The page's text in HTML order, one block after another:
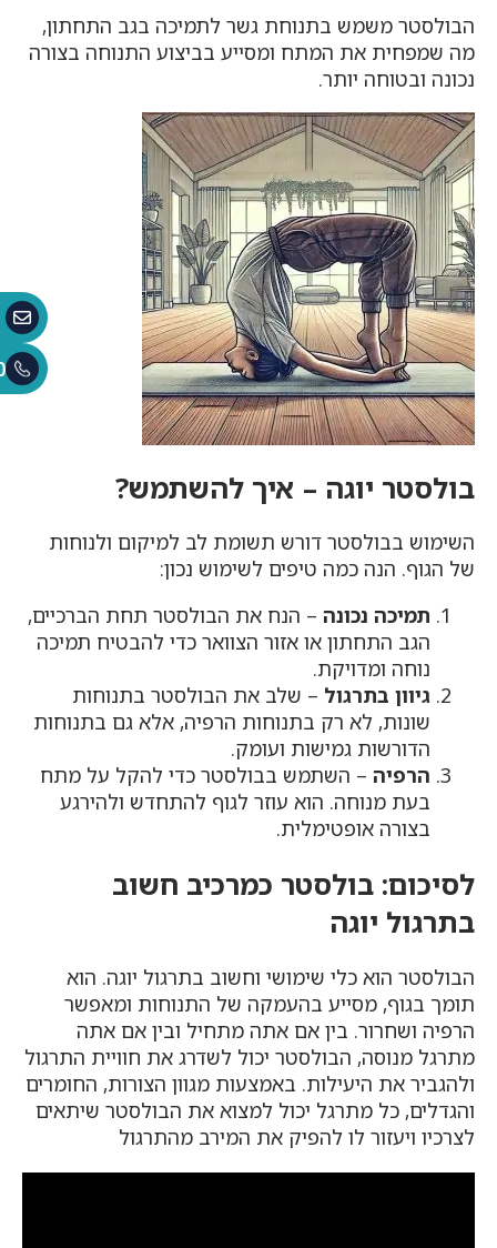
הבולסטר משמש בתנוחת גשר לתמיכה בגב התחתון,
מה שמפחית את המתח ומסייע בביצוע התנוחה בצורה
נכונה ובטוחה יותר.
בולסטר יוגה – איך להשתמש?
השימוש בבולסטר דורש תשומת לב למיקום ולנוחות
של הגוף. הנה כמה טיפים לשימוש נכון:
תמיכה נכונה – הנח את הבולסטר תחת הברכיים,
הגב התחתון או אזור הצוואר כדי להבטיח תמיכה
נוחה ומדויקת.
גיוון בתרגול – שלב את הבולסטר בתנוחות
שונות, לא רק בתנוחות הרפיה, אלא גם בתנוחות
הדורשות גמישות ועומק.
הרפיה – השתמש בבולסטר כדי להקל על מתח
בעת מנוחה. הוא עוזר לגוף להתחדש ולהירגע
בצורה אופטימלית.
לסיכום: בולסטר כמרכיב חשוב
בתרגול יוגה
הבולסטר הוא כלי שימושי וחשוב בתרגול יוגה. הוא
תומך בגוף, מסייע בהעמקה של התנוחות ומאפשר
הרפיה ושחרור. בין אם אתה מתחיל ובין אם אתה
מתרגל מנוסה, הבולסטר יכול לשדרג את חוויית התרגול
ולהגביר את היעילות. באמצעות מגוון הצורות, החומרים
והגדלים, כל מתרגל יכול למצוא את הבולסטר שיתאים
לצרכיו ויעזור לו להפיק את המירב מהתרגול